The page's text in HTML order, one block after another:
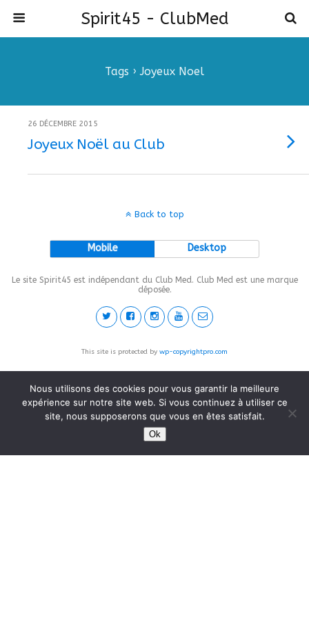
Spirit45 - ClubMed
Tags › Joyeux Noel
26 DÉCEMBRE 2015
Joyeux Noël au Club
Back to top
Mobile Desktop
Le site Spirit45 est indépendant du Club Med. Club Med est une marque
déposée.
This site is protected by wp-copyrightpro.com
Nous utilisons des cookies pour vous garantir la meilleure
expérience sur notre site web. Si vous continuez à utiliser ce
site, nous supposerons que vous en êtes satisfait.
Ok